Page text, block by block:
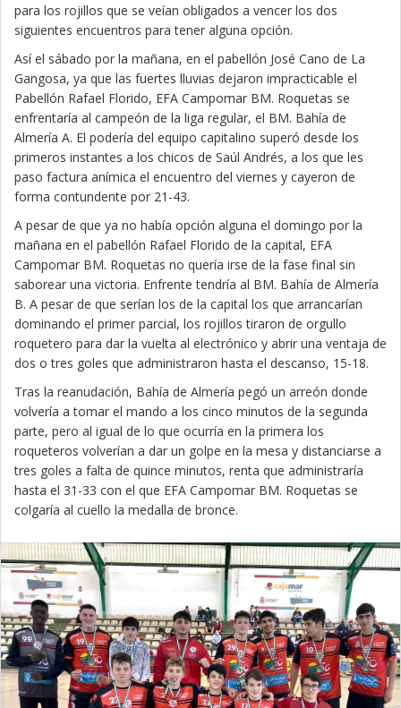
para los rojillos que se veían obligados a vencer los dos
siguientes encuentros para tener alguna opción.
Así el sábado por la mañana, en el pabellón José Cano de La
Gangosa, ya que las fuertes lluvias dejaron impracticable el
Pabellón Rafael Florido, EFA Campomar BM. Roquetas se
enfrentaría al campeón de la liga regular, el BM. Bahía de
Almería A. El podería del equipo capitalino superó desde los
primeros instantes a los chicos de Saúl Andrés, a los que les
paso factura anímica el encuentro del viernes y cayeron de
forma contundente por 21-43.
A pesar de que ya no había opción alguna el domingo por la
mañana en el pabellón Rafael Florido de la capital, EFA
Campomar BM. Roquetas no quería irse de la fase final sin
saborear una victoria. Enfrente tendría al BM. Bahía de Almería
B. A pesar de que serían los de la capital los que arrancarían
dominando el primer parcial, los rojillos tiraron de orgullo
roquetero para dar la vuelta al electrónico y abrir una ventaja de
dos o tres goles que administraron hasta el descanso, 15-18.
Tras la reanudación, Bahía de Almería pegó un arreón donde
volvería a tomar el mando a los cinco minutos de la segunda
parte, pero al igual de lo que ocurría en la primera los
roqueteros volverían a dar un golpe en la mesa y distanciarse a
tres goles a falta de quince minutos, renta que administraría
hasta el 31-33 con el que EFA Campomar BM. Roquetas se
colgaría al cuello la medalla de bronce.